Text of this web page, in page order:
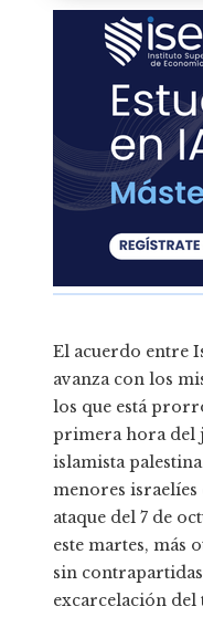
El acuerdo entre
avanza con los
los que está
primera hora del
islamista
menores israelíes
ataque del 7 de
este martes, más
sin
excarcelación